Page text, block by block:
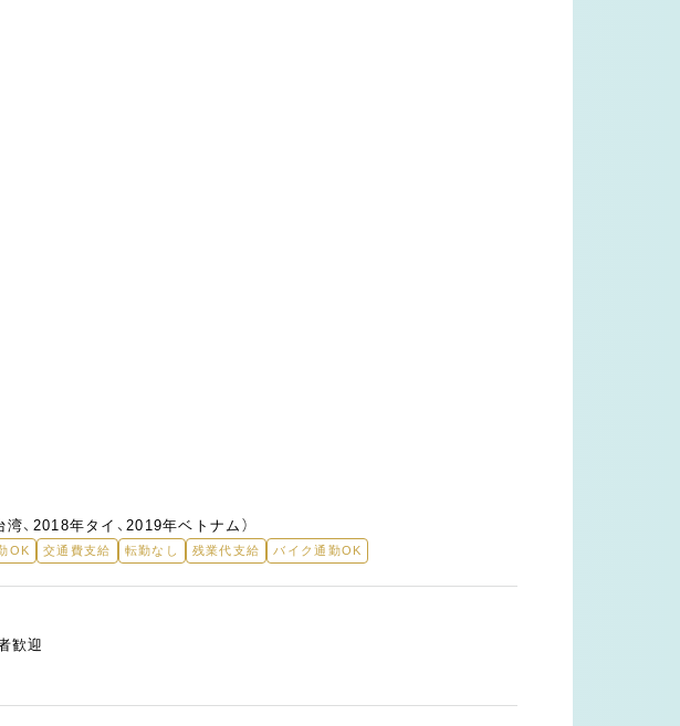
、2018年タイ、2019年ベトナム）
OK 交通費支給 転勤なし 残業代支給 バイク通勤OK
歓迎